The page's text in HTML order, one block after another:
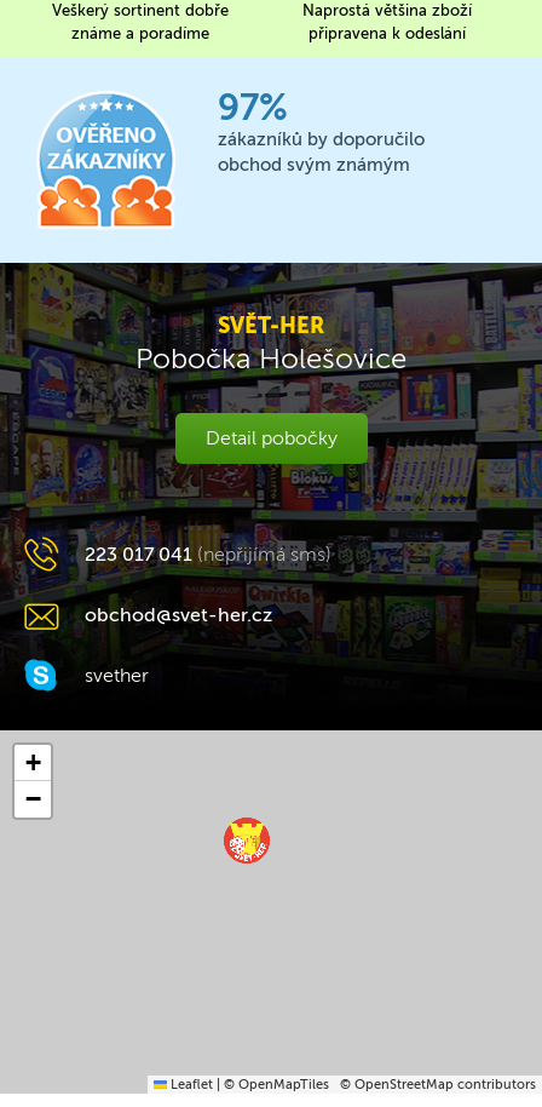
Veškerý sortinent dobře
známe a poradíme
Naprostá většina zboží
připravena k odeslání
97%
zákazníků by doporučilo
obchod svým známým
SVĚT-HER
Pobočka Holešovice
Detail pobočky
223 017 041 (nepřijímá sms)
obchod@svet-her.cz
svether
+
−
Leaflet © OpenMapTiles © OpenStreetMap contributors